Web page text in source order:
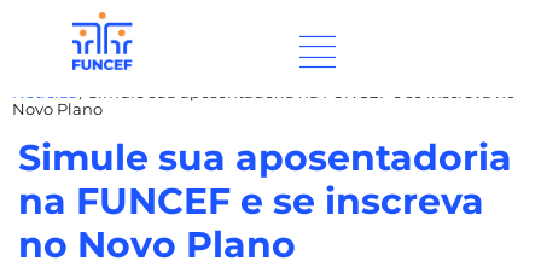
Notícias / Simule sua aposentadoria na FUNCEF e se inscreva no
Novo Plano
Simule sua aposentadoria
na FUNCEF e se inscreva
no Novo Plano